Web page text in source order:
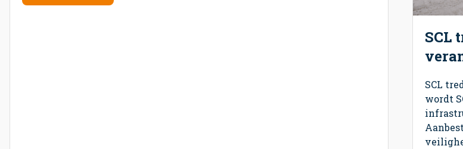
SCL
SCL
wordt